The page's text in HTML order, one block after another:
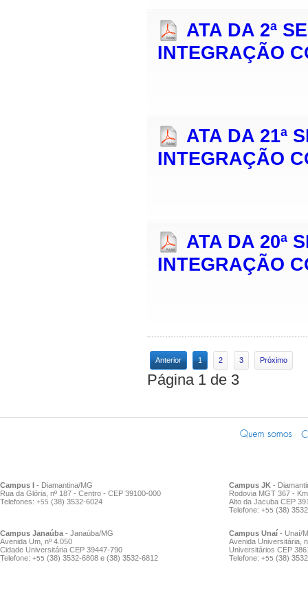
ATA DA 2ª
INTEGRAÇÃO
ATA DA 21ª
INTEGRAÇÃO
ATA DA 20ª
INTEGRAÇÃO
Anterior 1 2 3 Próximo
Página 1 de 3
Campus I - Diamantina/MG
Rua da Glória, nº 187 - Centro - CEP 39100-000
Telefones: +55 (38) 3532-6024
Campus JK -
Rodovia MGT 367 -
Alto da Jacuba CEP
Telefone: +55 (38)
Campus Janaúba - Janaúba/MG
Avenida Um, nº 4.050
Cidade Universitária CEP 39447-790
Telefone: +55 (38) 3532-6808 e (38) 3532-6812
Campus Unaí - Unaí/
Avenida Universitária,
Universitários CEP
Telefone: +55 (38)